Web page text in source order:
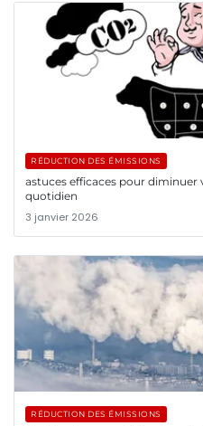
RÉDUCTION DES ÉMISSIONS
astuces efficaces pour
quotidien
3 janvier 2026
RÉDUCTION DES ÉMISSIONS